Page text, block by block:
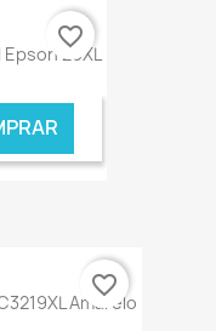
€ ONLINE
29XL
€ ONLINE
favorite_border
Amarelo
favorite_border